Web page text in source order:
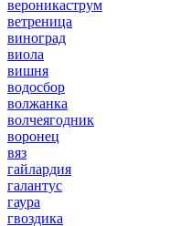
вероникаструм
ветреница
виноград
виола
вишня
водосбор
волжанка
волчеягодник
воронец
вяз
гайлардия
галантус
гаура
гвоздика